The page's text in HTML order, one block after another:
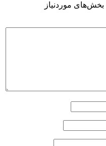
بخش‌های موردنیاز